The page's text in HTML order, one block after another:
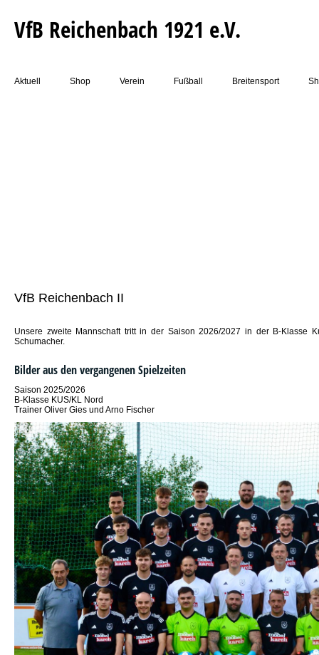
VfB Reichenbach 1921 e.V.
Aktuell Shop Verein Fußball Breitensport
VfB Reichenbach II
Unsere zweite Mannschaft tritt in der Saison 2026/2027 in der B-Klasse
Schumacher.
Bilder aus den vergangenen Spielzeiten
Saison 2025/2026
B-Klasse KUS/KL Nord
Trainer Oliver Gies und Arno Fischer